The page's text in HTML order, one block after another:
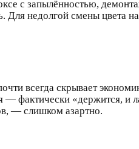
с запылённостью,
недолгой смены цвета
всегда скрывает
— фактически «держится,
— слишком азартно.